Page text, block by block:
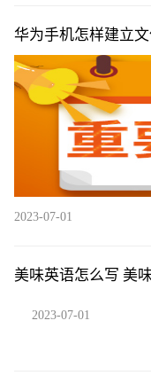
华为手机怎样建立
2023-07-01
美味英语怎么写 美
2023-07-01